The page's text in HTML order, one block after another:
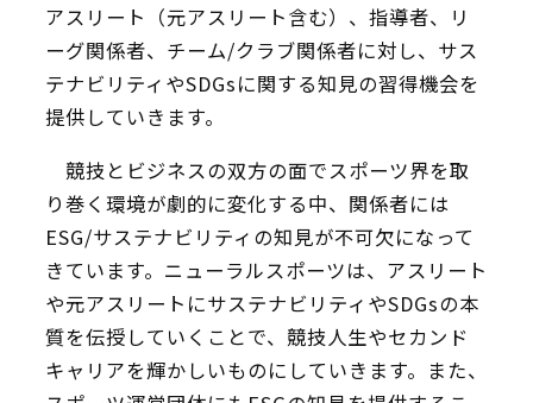
アスリート（元アスリート含む）、指導者、リ
ーグ関係者、チーム/クラブ関係者に対し、サス
テナビリティやSDGsに関する知見の習得機会を
提供していきます。
競技とビジネスの双方の面でスポーツ界を取
り巻く環境が劇的に変化する中、関係者には
ESG/サステナビリティの知見が不可欠になって
きています。ニューラルスポーツは、アスリート
や元アスリートにサステナビリティやSDGsの本
質を伝授していくことで、競技人生やセカンド
キャリアを輝かしいものにしていきます。また、